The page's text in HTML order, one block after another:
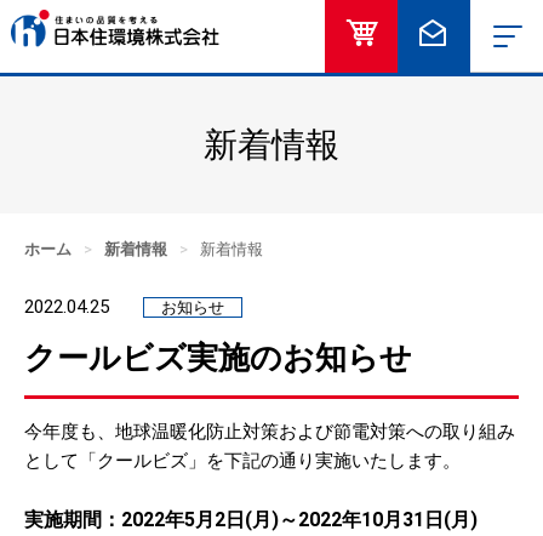
オンラインショ
新着情報
ホーム > 新着情報 > 新着情報
2022.04.25 お知らせ
クールビズ実施のお知らせ
今年度も、地球温暖化防止対策および節電対策への取り組み
として「クールビズ」を下記の通り実施いたします。
実施期間：2022年5月2日(月)～2022年10月31日(月)